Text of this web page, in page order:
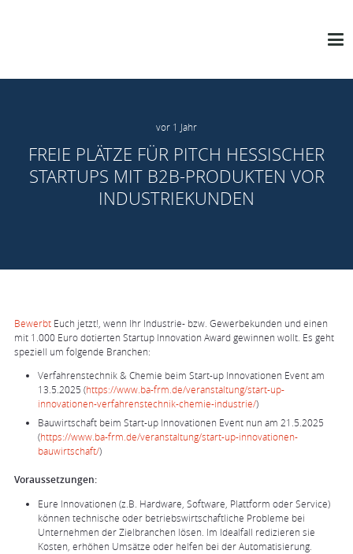
vor 1 Jahr
FREIE PLÄTZE FÜR PITCH HESSISCHER
STARTUPS MIT B2B-PRODUKTEN VOR
INDUSTRIEKUNDEN
Bewerbt Euch jetzt!, wenn Ihr Industrie- bzw. Gewerbekunden und einen
mit 1.000 Euro dotierten Startup Innovation Award gewinnen wollt. Es geht
speziell um folgende Branchen:
Verfahrenstechnik & Chemie beim Start-up Innovationen Event am
13.5.2025 (https://www.ba-frm.de/veranstaltung/start-up-
innovationen-verfahrenstechnik-chemie-industrie/)
Bauwirtschaft beim Start-up Innovationen Event nun am 21.5.2025
(https://www.ba-frm.de/veranstaltung/start-up-innovationen-
bauwirtschaft/)
Voraussetzungen:
Eure Innovationen (z.B. Hardware, Software, Plattform oder Service)
können technische oder betriebswirtschaftliche Probleme bei
Unternehmen der Zielbranchen lösen. Im Idealfall redizieren sie
Kosten, erhöhen Umsätze oder helfen bei der Automatisierung.